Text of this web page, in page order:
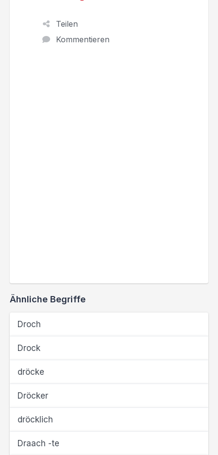
Teilen
Kommentieren
Ähnliche Begriffe
Droch
Drock
dröcke
Dröcker
dröcklich
Draach -te